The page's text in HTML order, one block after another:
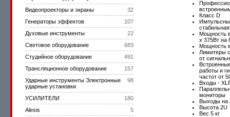
32
Видеопроекторы и экраны
107
Генераторы эффектов
22
Духовые инструменты
683
Световое оборудование
491
Студийное оборудование
157
Трансляционное оборудование
98
Ударные инструменты Электронные
ударные установки
180
УСИЛИТЕЛИ
5
Alesis
Класс D
Мощность
х 375Вт на
Мощность
Лимитеры
от
работы и
частот от
Входы -
мониторы
Выходы на
Высота 2U
Вес 5 кг